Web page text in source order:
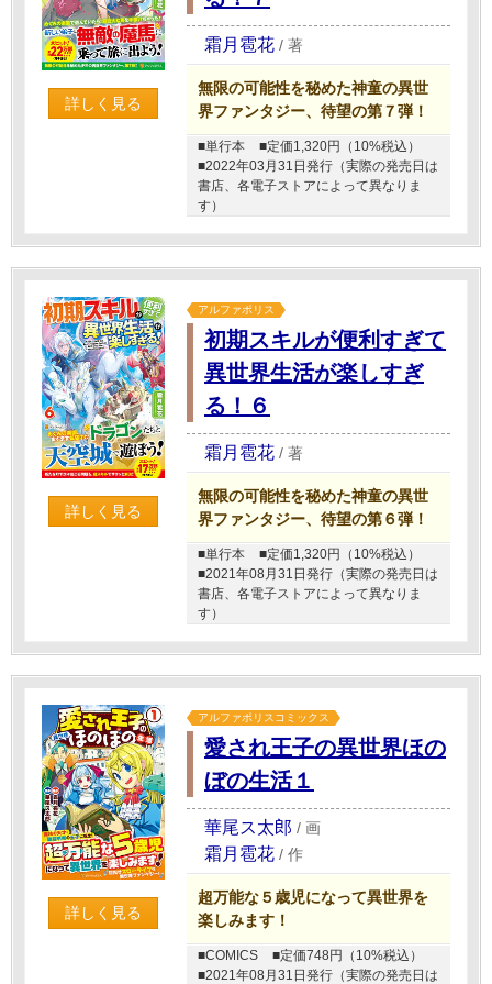
詳しく見る
霜月雹花 / 著
無限の可能性を秘めた神童の異世
界ファンタジー、待望の第７弾！
■単行本
■定価1,320円（10%税込）
■2022年03月31日発行（実際の発売日は
書店、各電子ストアによって異なりま
す）
詳しく見る
アルファポリス
初期スキルが便利すぎて
異世界生活が楽しすぎ
る！６
霜月雹花 / 著
無限の可能性を秘めた神童の異世
界ファンタジー、待望の第６弾！
■単行本
■定価1,320円（10%税込）
■2021年08月31日発行（実際の発売日は
書店、各電子ストアによって異なりま
す）
詳しく見る
アルファポリスコミックス
愛され王子の異世界ほの
ぼの生活１
華尾ス太郎 / 画
霜月雹花 / 作
超万能な５歳児になって異世界を
楽しみます！
■COMICS
■定価748円（10%税込）
■2021年08月31日発行（実際の発売日は